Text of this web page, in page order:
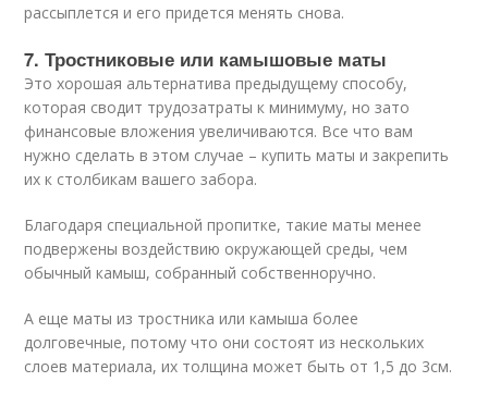
рассыплется и его придется менять снова.
7. Тростниковые или камышовые маты
Это хорошая альтернатива предыдущему способу,
которая сводит трудозатраты к минимуму, но зато
финансовые вложения увеличиваются. Все что вам
нужно сделать в этом случае – купить маты и закрепить
их к столбикам вашего забора.
Благодаря специальной пропитке, такие маты менее
подвержены воздействию окружающей среды, чем
обычный камыш, собранный собственноручно.
А еще маты из тростника или камыша более
долговечные, потому что они состоят из нескольких
слоев материала, их толщина может быть от 1,5 до 3см.